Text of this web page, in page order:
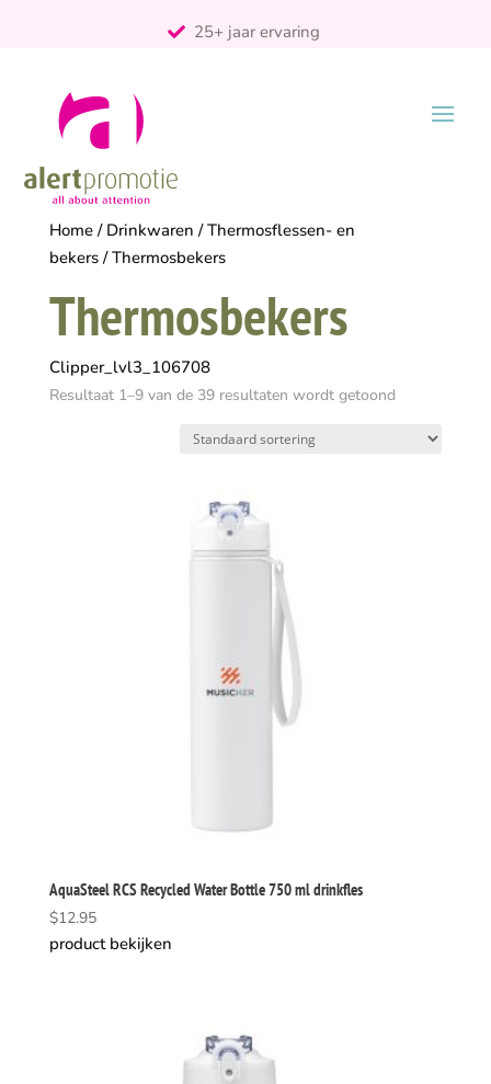
25+ jaar ervaring
Home/ Drinkwaren /Thermosflessen- en
bekers/ Thermosbekers
Thermosbekers
Clipper_lvl3_106708
Resultaat 1–9 van de 39 resultaten wordt getoond
AquaSteel RCS Recycled Water Bottle 750 ml drinkfles
$12.95
product bekijken